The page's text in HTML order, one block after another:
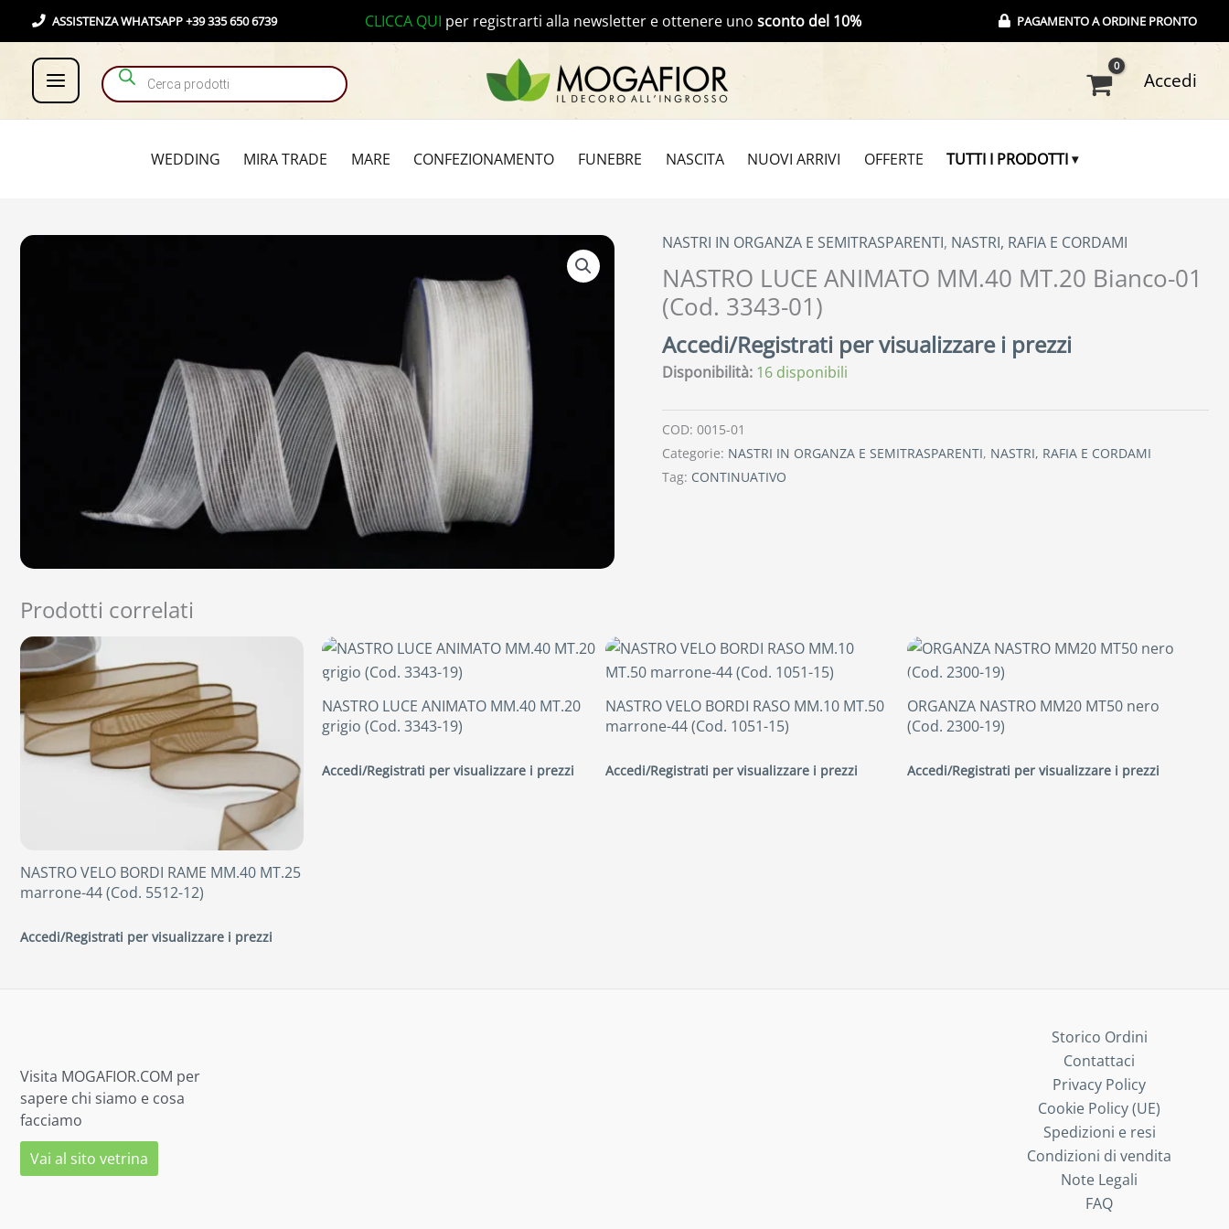
contenuto
ASSISTENZA WHATSAPP +39 335 650 6739 CLICCA QUI per registrarti alla newsletter e ottenere uno sconto del 10% PAGAMENTO A ORDINE PRONTO
Products search Accedi
WEDDING MIRA TRADE MARE CONFEZIONAMENTO FUNEBRE NASCITA NUOVI ARRIVI OFFERTE TUTTI I PRODOTTI
NASTRI IN ORGANZA E SEMITRASPARENTI, NASTRI, RAFIA E CORDAMI
NASTRO LUCE ANIMATO MM.40 MT.20 Bianco-01
(Cod. 3343-01)
Accedi/Registrati per visualizzare i prezzi
Disponibilità: 16 disponibili
COD: 0015-01
Categorie: NASTRI IN ORGANZA E SEMITRASPARENTI, NASTRI, RAFIA E CORDAMI
Tag: CONTINUATIVO
Prodotti correlati
NASTRO VELO BORDI RAME MM.40 MT.25
marrone-44 (Cod. 5512-12)
Accedi/Registrati per visualizzare i prezzi
NASTRO LUCE ANIMATO MM.40 MT.20
grigio (Cod. 3343-19)
Accedi/Registrati per visualizzare i prezzi
NASTRO VELO BORDI RASO MM.10 MT.50
marrone-44 (Cod. 1051-15)
Accedi/Registrati per visualizzare i prezzi
ORGANZA NASTRO MM20 MT50 nero
(Cod. 2300-19)
Accedi/Registrati per visualizzare i prezzi
Visita MOGAFIOR.COM per
sapere chi siamo e cosa
facciamo
Vai al sito vetrina
Storico Ordini
Contattaci
Privacy Policy
Cookie Policy (UE)
Spedizioni e resi
Condizioni di vendita
Note Legali
FAQ